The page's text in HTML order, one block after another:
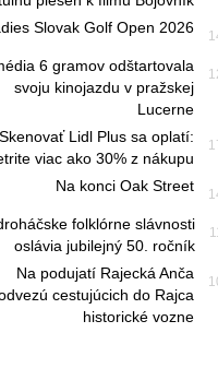
Slovak Golf Open 2026
6 gramov odštartovala
svoju kinojazdu v pražskej
Lucerne
Skenovať Lidl Plus sa oplatí:
viac ako 30% z nákupu
Na konci Oak Street
folklórne slávnosti
oslávia jubilejný 50. ročník
Na podujatí Rajecká Anča
cestujúcich do Rajca
historické vozne